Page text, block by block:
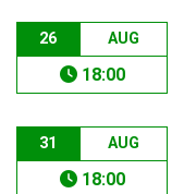
26 AUG
18:00
31 AUG
18:00